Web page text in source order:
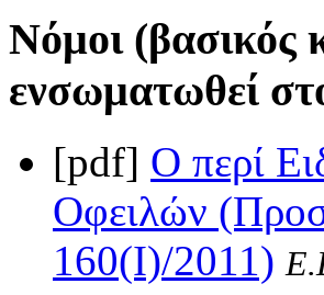
Νόμοι (βασικός
ενσωματωθεί
[pdf] Ο περί
Οφειλών
160(I)/2011)